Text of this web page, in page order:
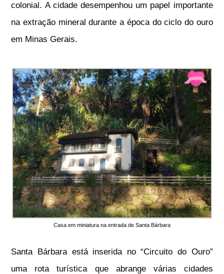
colonial. A cidade desempenhou um papel importante
na extração mineral durante a época do ciclo do ouro
em Minas Gerais.
Casa em miniatura na entrada de Santa Bárbara
Santa Bárbara está inserida no “Circuito do Ouro”
uma rota turística que abrange várias cidades